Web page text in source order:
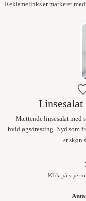
Reklamelinks er markeret
Linsesalat
Mættende linsesalat med
hvidløgsdressing. Nyd som
er skøn
Klik på